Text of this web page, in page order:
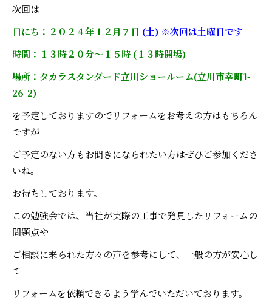
次回は
日にち：２０２４年１２月７日 (土) ※次回は土曜日です
時間：１３時２０分～１５時 (１３時開場)
場所：タカラスタンダード立川ショールーム(立川市幸町1-
26-2)
を予定しておりますのでリフォームをお考えの方はもちろん
ですが
ご予定のない方もお聞きになられたい方はぜひご参加くださ
いね。
お待ちしております。
この勉強会では、当社が実際の工事で発見したリフォームの
問題点や
ご相談に来られた方々の声を参考にして、一般の方が安心し
て
リフォームを依頼できるよう学んでいただいております。